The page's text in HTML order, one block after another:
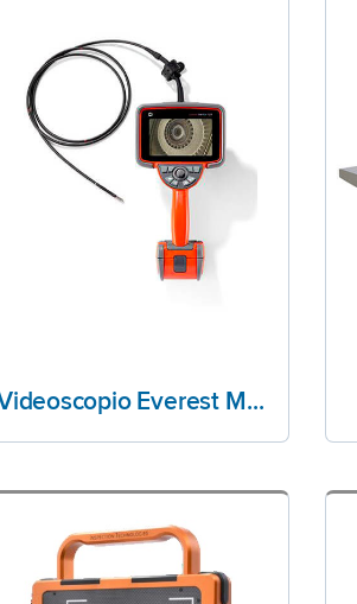
Videoscopio Everest Mentor Flex